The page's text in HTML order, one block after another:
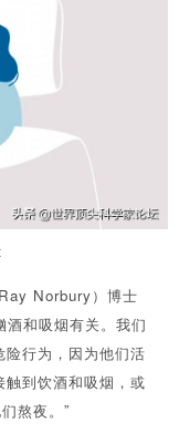
Norbury）博士
和吸烟有关。我们
行为，因为他们活
到饮酒和吸烟，或
熬夜。”